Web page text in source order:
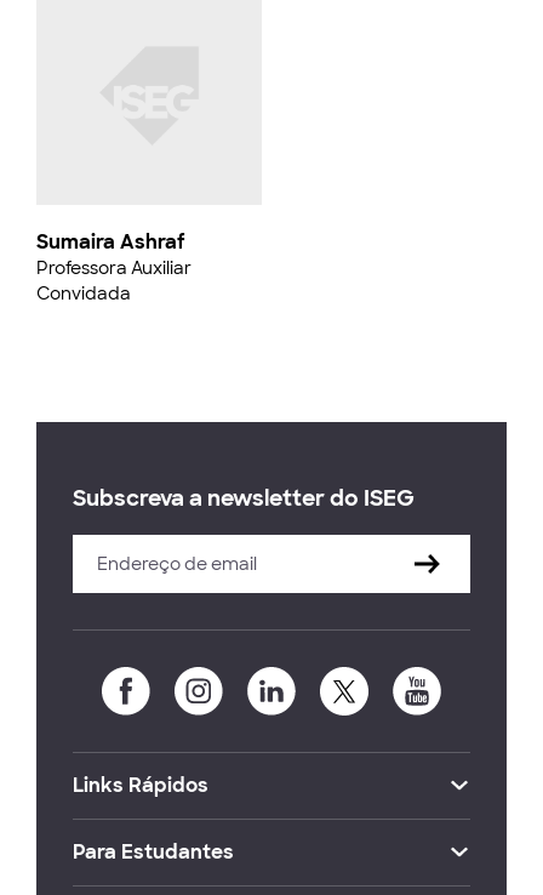
Sumaira Ashraf
Professora Auxiliar
Convidada
Subscreva a newsletter do ISEG
Links Rápidos
Para Estudantes